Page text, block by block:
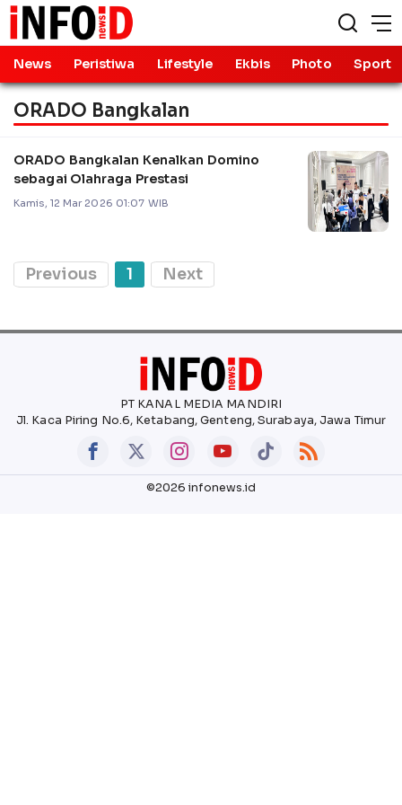
News Peristiwa Lifestyle Ekbis Photo Sport
ORADO Bangkalan
ORADO Bangkalan Kenalkan Domino
sebagai Olahraga Prestasi
Kamis, 12 Mar 2026 01:07 WIB
Previous 1 Next
PT KANAL MEDIA MANDIRI
Jl. Kaca Piring No.6, Ketabang, Genteng, Surabaya, Jawa Timur
©2026 infonews.id